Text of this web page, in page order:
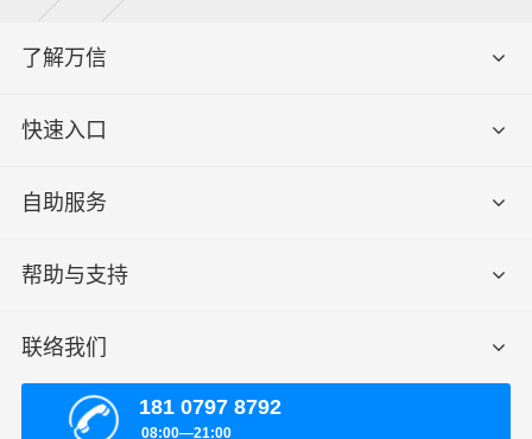
了解万信
快速入口
自助服务
帮助与支持
联络我们
181 0797 8792
08:00—21:00